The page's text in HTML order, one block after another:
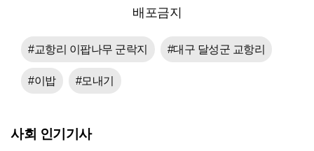
배포금지
#교항리 이팝나무 군락지 #대구 달성군 교항리
#이밥 #모내기
사회 인기기사